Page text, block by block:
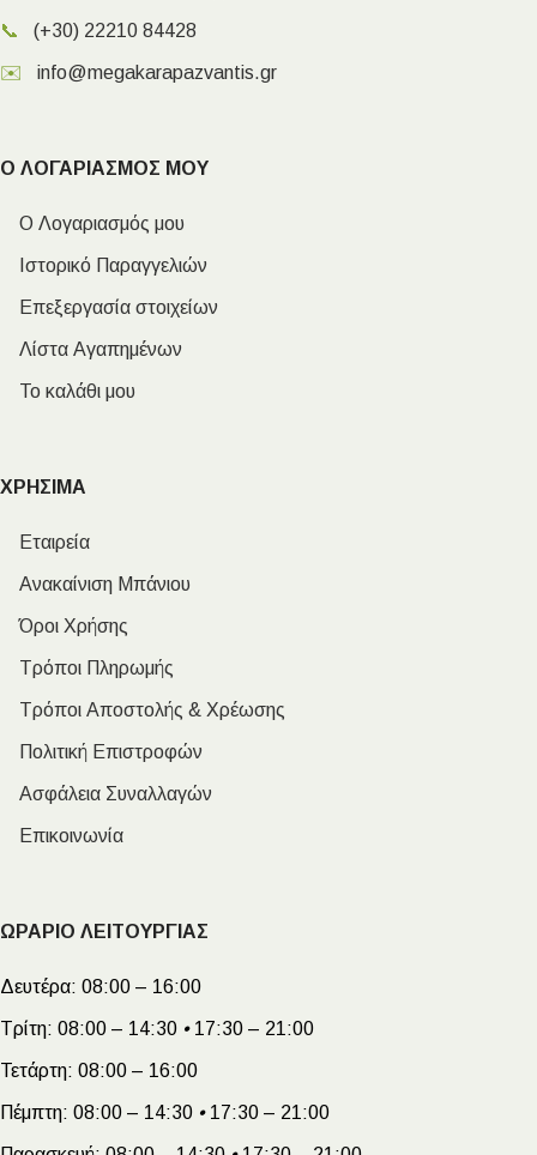
📞 (+30) 22210 84428
✉️ info@megakarapazvantis.gr
Ο ΛΟΓΑΡΙΑΣΜΟΣ ΜΟΥ
Ο Λογαριασμός μου
Ιστορικό Παραγγελιών
Επεξεργασία στοιχείων
Λίστα Αγαπημένων
Το καλάθι μου
ΧΡΗΣΙΜΑ
Εταιρεία
Ανακαίνιση Μπάνιου
Όροι Χρήσης
Τρόποι Πληρωμής
Τρόποι Αποστολής & Χρέωσης
Πολιτική Επιστροφών
Ασφάλεια Συναλλαγών
Επικοινωνία
ΩΡΑΡΙΟ ΛΕΙΤΟΥΡΓΙΑΣ
Δευτέρα: 08:00 – 16:00
Τρίτη: 08:00 – 14:30 •17:30 – 21:00
Τετάρτη: 08:00 – 16:00
Πέμπτη: 08:00 – 14:30 •17:30 – 21:00